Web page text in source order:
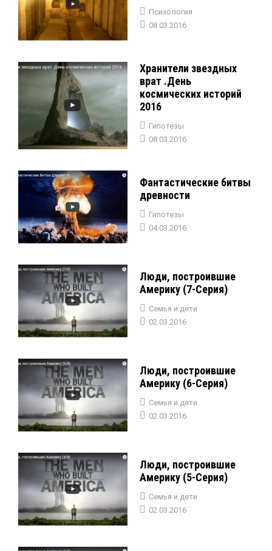
Психология
08.03.2016
Хранители звездных
врат .День
космических историй
2016
Гипотезы
08.03.2016
Фантастические битвы
древности
Гипотезы
04.03.2016
Люди, построившие
Америку (7-Серия)
Семья и дети
02.03.2016
Люди, построившие
Америку (6-Серия)
Семья и дети
02.03.2016
Люди, построившие
Америку (5-Серия)
Семья и дети
02.03.2016